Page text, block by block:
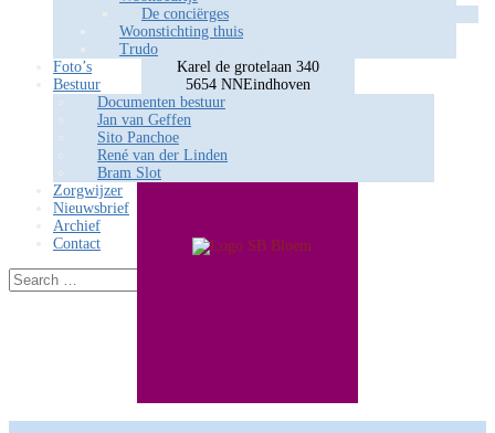
De conciërges
Woonstichting thuis
Trudo
Foto’s
Bestuur
Documenten bestuur
Jan van Geffen
Sito Panchoe
René van der Linden
Bram Slot
Zorgwijzer
Nieuwsbrief
Archief
Contact
Locatie
Karel de grotelaan 340
5654 NNEindhoven